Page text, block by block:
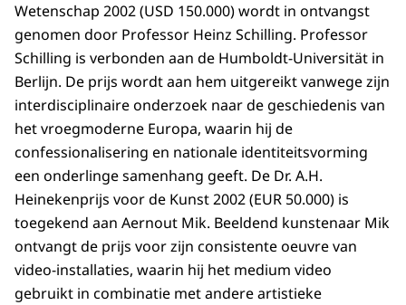
Wetenschap 2002 (USD 150.000) wordt in ontvangst
genomen door Professor Heinz Schilling. Professor
Schilling is verbonden aan de Humboldt-Universität in
Berlijn. De prijs wordt aan hem uitgereikt vanwege zijn
interdisciplinaire onderzoek naar de geschiedenis van
het vroegmoderne Europa, waarin hij de
confessionalisering en nationale identiteitsvorming
een onderlinge samenhang geeft. De Dr. A.H.
Heinekenprijs voor de Kunst 2002 (EUR 50.000) is
toegekend aan Aernout Mik. Beeldend kunstenaar Mik
ontvangt de prijs voor zijn consistente oeuvre van
video-installaties, waarin hij het medium video
gebruikt in combinatie met andere artistieke